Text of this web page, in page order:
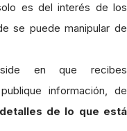
es del interés de los
se puede manipular de
en que recibes
información, de
de lo que está